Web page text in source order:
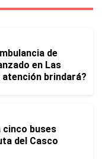
de
en Las
atención brindará?
cinco buses
del Casco